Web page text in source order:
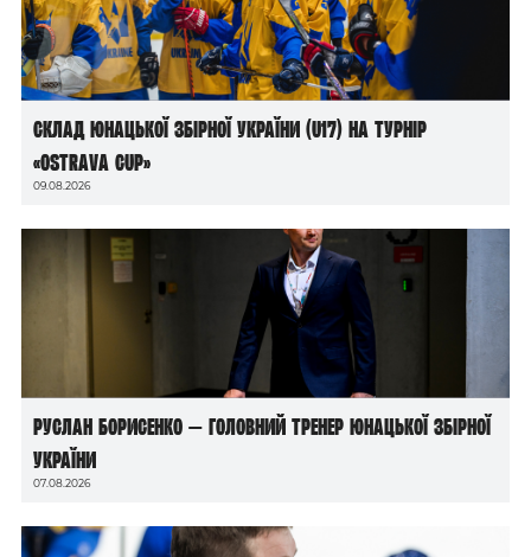
Склад юнацької збірної України (U17) на турнір
«Ostrava Cup»
09.08.2026
Руслан Борисенко — головний тренер юнацької збірної
України
07.08.2026